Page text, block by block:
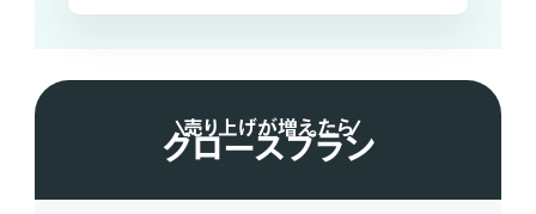
売り上げが増えたら
グロースプラン